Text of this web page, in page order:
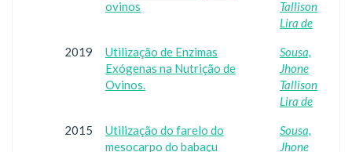
ovinos
Tallison
Lira de
2019
Utilização de Enzimas
Exógenas na Nutrição de
Ovinos.
Sousa,
Jhone
Tallison
Lira de
2015
Utilização do farelo do
mesocarpo do babaçu
Sousa,
Jhone